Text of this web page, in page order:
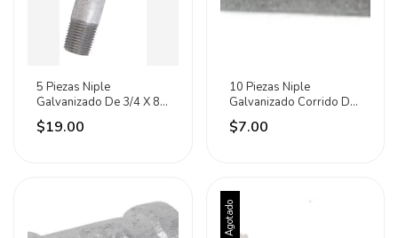
5 Piezas Niple
Galvanizado De 3/4 X 8
C150 Meer
$19.00
10 Piezas Niple
Galvanizado Corrido De
1 C150 Meer
$7.00
Agotado